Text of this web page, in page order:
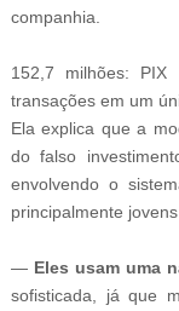
companhia.
152,7 milhões:
transações em um
Ela explica que a
do falso
envolvendo o
principalmente
— Eles usam uma
sofisticada, já que